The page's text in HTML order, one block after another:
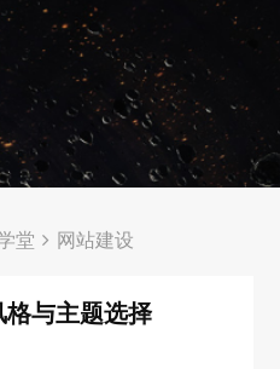
堂 网站建设
与主题选择